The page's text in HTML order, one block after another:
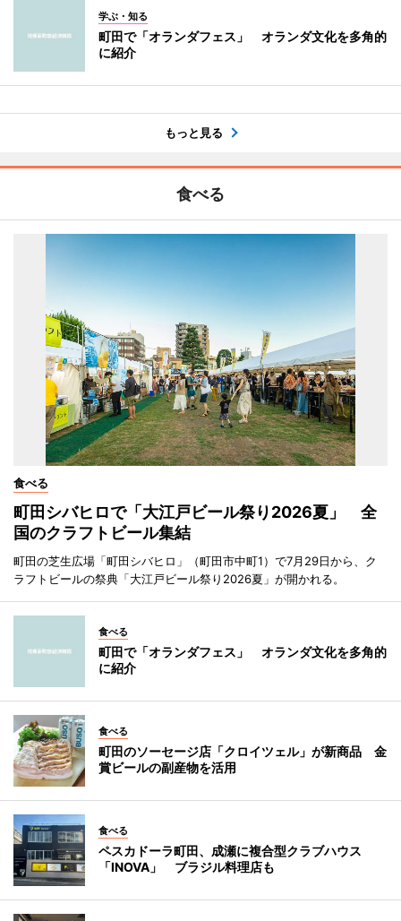
学ぶ・知る
町田で「オランダフェス」 オランダ文化を多角的
に紹介
もっと見る
食べる
食べる
町田シバヒロで「大江戸ビール祭り2026夏」 全
国のクラフトビール集結
町田の芝生広場「町田シバヒロ」（町田市中町1）で7月29日から、ク
ラフトビールの祭典「大江戸ビール祭り2026夏」が開かれる。
食べる
町田で「オランダフェス」 オランダ文化を多角的
に紹介
食べる
町田のソーセージ店「クロイツェル」が新商品 金
賞ビールの副産物を活用
食べる
ペスカドーラ町田、成瀬に複合型クラブハウス
「INOVA」 ブラジル料理店も